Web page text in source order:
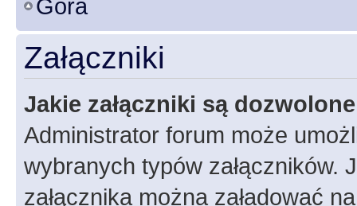
Góra
Załączniki
Jakie załączniki są
Administrator forum może
wybranych typów załączników.
załącznika można załadować